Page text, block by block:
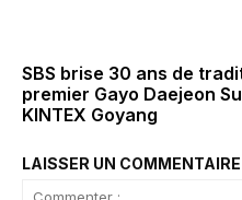
SBS brise 30 ans de
premier Gayo Daejeon
KINTEX Goyang
LAISSER UN COMMENTAIRE